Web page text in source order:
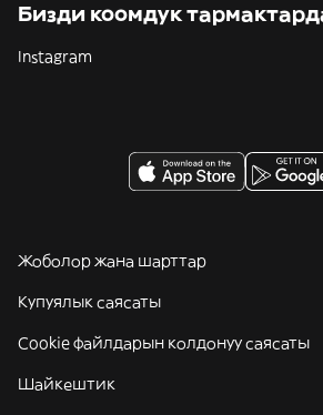
Бизди коомдук
Instagram
Жоболор жана шарттар
Купуялык саясаты
Cookie файлдарын колдонуу саясаты
Шайкештик